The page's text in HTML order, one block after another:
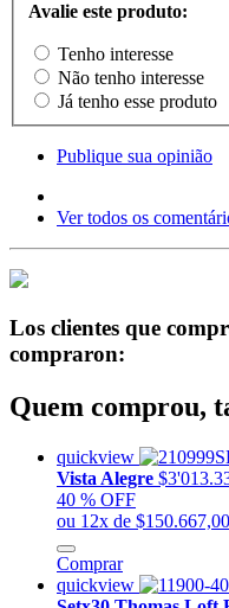
Avalie este produto:
Tenho interesse
Não tenho interesse
Já tenho esse produto
Publique sua opinião
Ver todos os
Los clientes que
compraron:
Quem comprou,
quickview
Vista Alegre
40 % OFF
ou 12x de $150.667,00
Comprar
quickview